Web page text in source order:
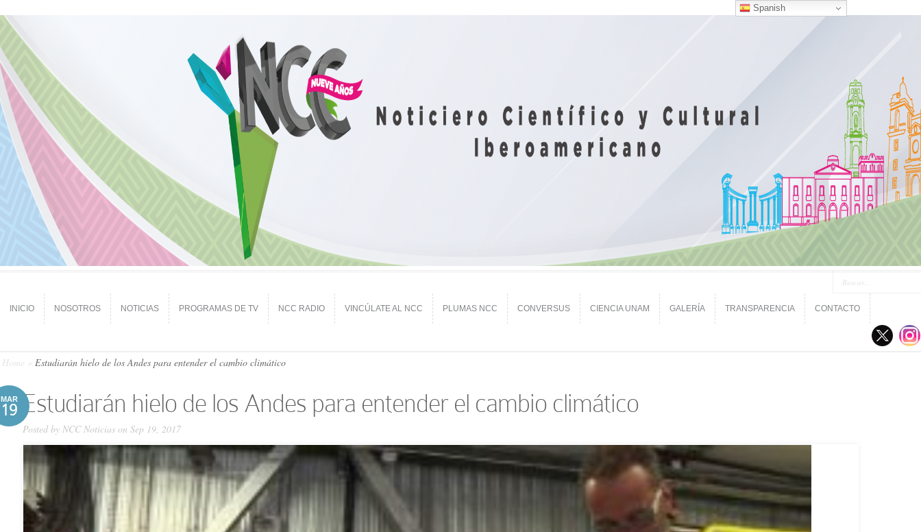
INICIO NOSOTROS NOTICIAS PROGRAMAS DE TV NCC RADIO VINCÚLATE AL NCC PLUMAS NCC CONVERSUS CIENCIA UNAM GALERÍA TRANSPARENCIA CONTACTO
Home Estudiarán hielo de los Andes para entender el cambio climático
MAR
19 Estudiarán hielo de los Andes para entender el cambio climático
Posted by NCC Noticias on Sep 19, 2017
Spanish